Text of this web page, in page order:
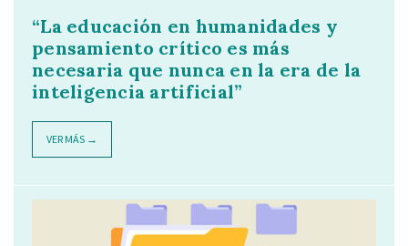
“La educación en humanidades y
pensamiento crítico es más
necesaria que nunca en la era de la
inteligencia artificial”
VER MÁS →